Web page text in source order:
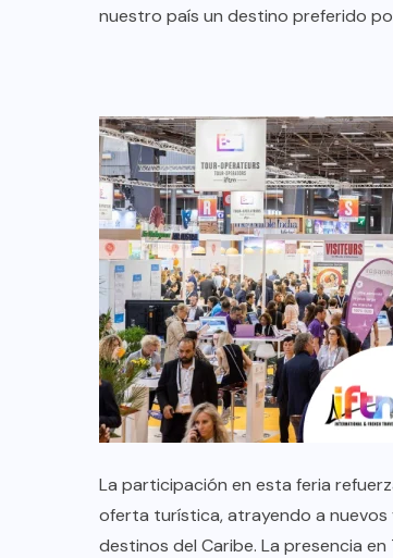
nuestro país un destino preferido
La participación en esta feria
oferta turística, atrayendo a
destinos del Caribe. La presencia
EL FIN DEL MILAGRO
TULUM EN
TURÍSTICA POR ABUSOS Y
DE PLANEACIÓN
JUNIO 24, 2026